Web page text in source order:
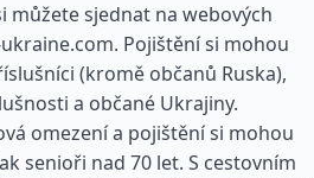
můžete sjednat na webových
Pojištění si mohou
(kromě občanů Ruska),
a občané Ukrajiny.
omezení a pojištění si mohou
senioři nad 70 let. S cestovním